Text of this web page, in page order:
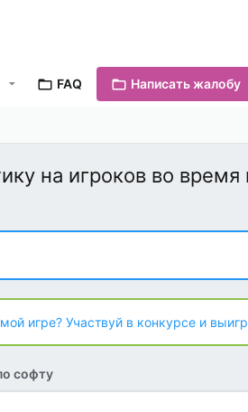
FAQ Написать жалобу
на игроков во время
игре? Участвуй в конкурсе и
софту